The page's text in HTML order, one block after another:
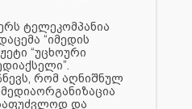
ტელეკომპანია
“იმედის
“უცხოური
რომ აღნიშნულ
და